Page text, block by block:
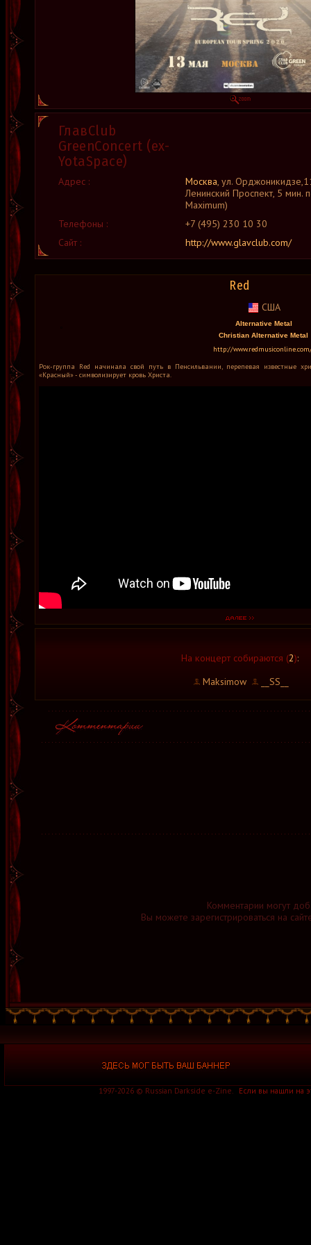
ГлавClub
GreenConcert (ex-
YotaSpace)
Адрес : Москва, ул.
Ленинский Проспект, 5
Maximum)
Телефоны :
+7 (495) 230 10 30
Сайт :
http://www.glavclub.com/
Red
США
Alternative Metal
Christian Alternative Metal
http://
Рок-группа Red начинала свой путь в Пенсильвании, перепевая известные
«Красный» - символизирует кровь Христа.
На концерт собираются (2):
Maksimow
__SS__
Комментарии могут
Вы можете зарегистрироваться на
1997-2026 © Russian Darkside e-Zine. Если вы нашли на